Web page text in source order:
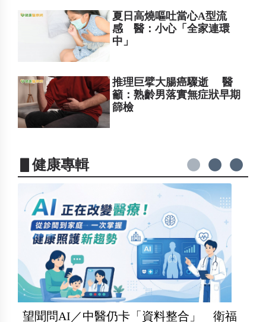
夏日高燒嘔吐當心A型流
感 醫：小心「全家連環
中」
推理巨擘大腸癌驟逝 醫
籲：熟齡男落實無症狀早期
篩檢
▋健康專輯
望聞問AI／中醫仍卡「資料整合」 衛福